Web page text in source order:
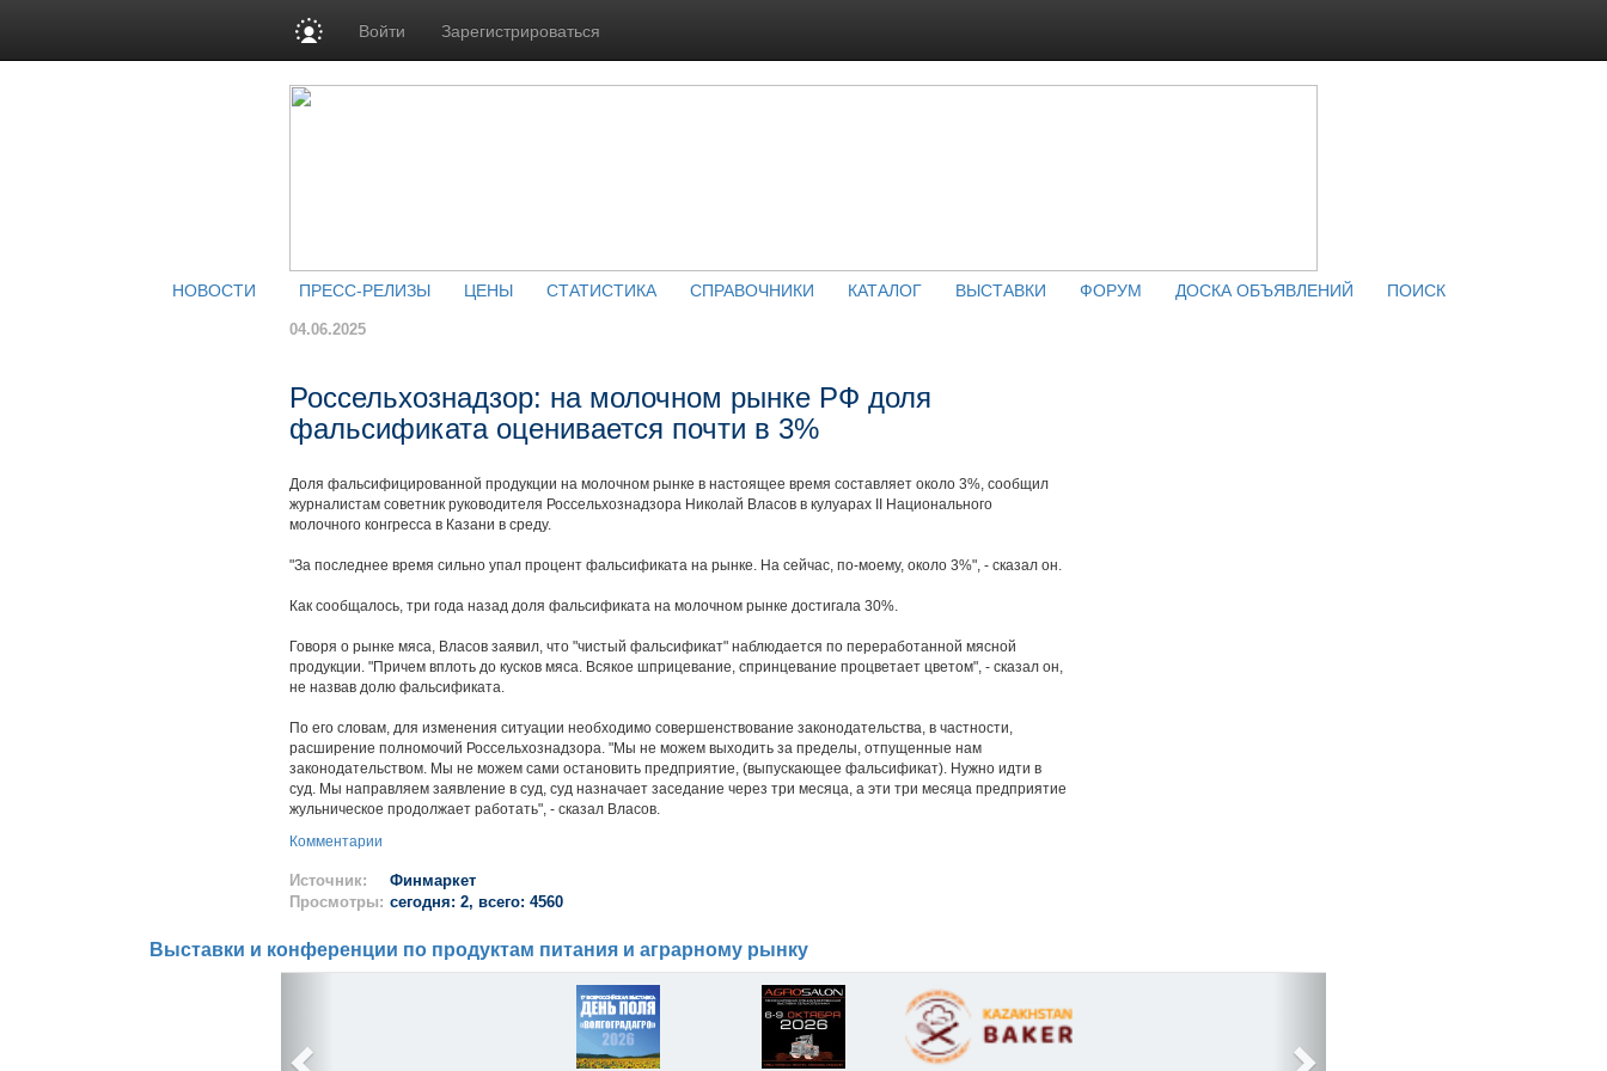
Войти Зарегистрироваться
НОВОСТИ ПРЕСС-РЕЛИЗЫ ЦЕНЫ СТАТИСТИКА СПРАВОЧНИКИ КАТАЛОГ ВЫСТАВКИ ФОРУМ ДОСКА ОБЪЯВЛЕНИЙ ПОИСК
04.06.2025
Россельхознадзор: на молочном рынке РФ доля
фальсификата оценивается почти в 3%
Доля фальсифицированной продукции на молочном рынке в настоящее время составляет около 3%, сообщил
журналистам советник руководителя Россельхознадзора Николай Власов в кулуарах II Национального
молочного конгресса в Казани в среду.
"За последнее время сильно упал процент фальсификата на рынке. На сейчас, по-моему, около 3%", - сказал он.
Как сообщалось, три года назад доля фальсификата на молочном рынке достигала 30%.
Говоря о рынке мяса, Власов заявил, что "чистый фальсификат" наблюдается по переработанной мясной
продукции. "Причем вплоть до кусков мяса. Всякое шприцевание, спринцевание процветает цветом", - сказал он,
не назвав долю фальсификата.
По его словам, для изменения ситуации необходимо совершенствование законодательства, в частности,
расширение полномочий Россельхознадзора. "Мы не можем выходить за пределы, отпущенные нам
законодательством. Мы не можем сами остановить предприятие, (выпускающее фальсификат). Нужно идти в
суд. Мы направляем заявление в суд, суд назначает заседание через три месяца, а эти три месяца предприятие
жульническое продолжает работать", - сказал Власов.
Комментарии
Источник:
Финмаркет
Просмотры: сегодня: 2, всего: 4560
Выставки и конференции по продуктам питания и аграрному рынку